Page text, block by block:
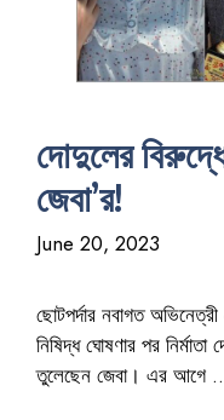
দোদুলের
জেবা’র!
June 20, 2023
ছোটপর্দার নবাগত
নিষিদ্ধ ঘোষণার পর
তুলেছেন জেবা। এর আগে